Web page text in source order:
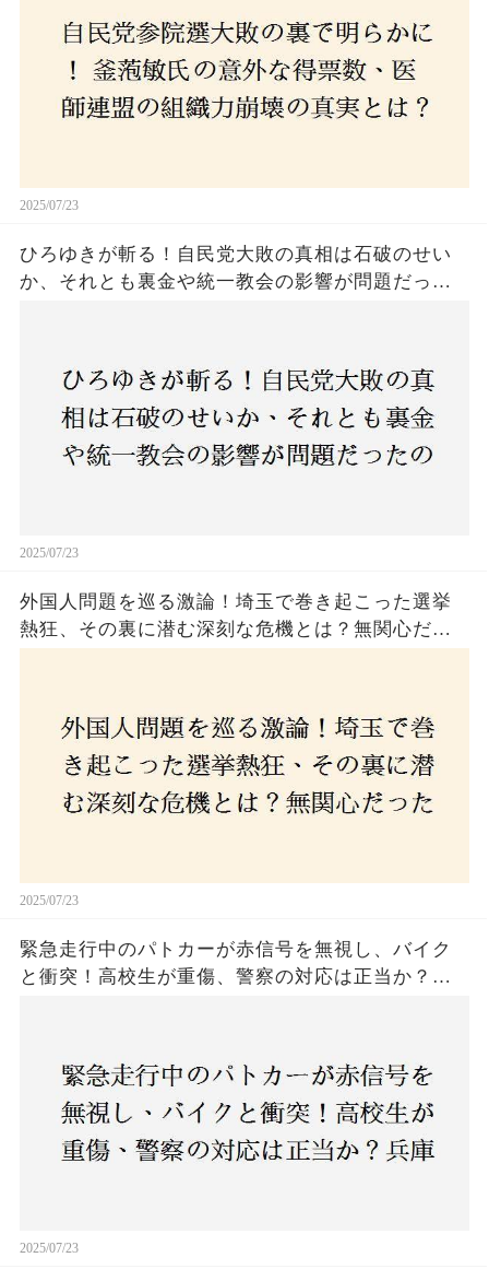
2025/07/23
ひろゆきが斬る！自民党大敗の真相は石破のせい
か、それとも裏金や統一教会の影響が問題だった
2025/07/23
外国人問題を巡る激論！埼玉で巻き起こった選挙
熱狂、その裏に潜む深刻な危機とは？無関心だっ
はネットとSNS、それとも底知れぬ恐怖？政治に無
関心な層が動いた背景にあるものとは？
2025/07/23
緊急走行中のパトカーが赤信号を無視し、バイク
と衝突！高校生が重傷、警察の対応は正当か？兵
2025/07/23